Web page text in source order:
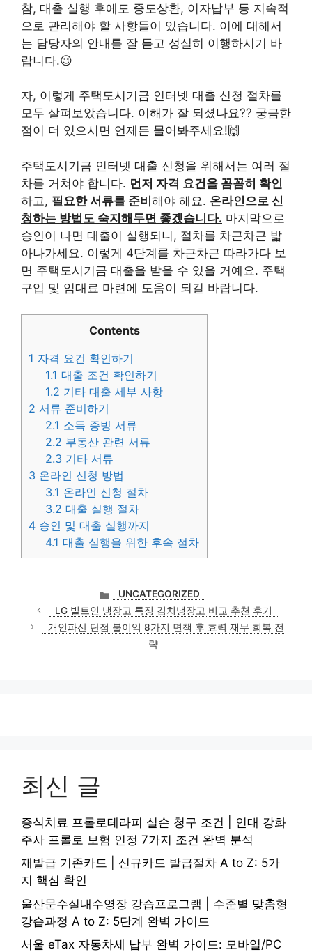
참, 대출 실행 후에도 중도상환, 이자납부 등 지속적
으로 관리해야 할 사항들이 있습니다. 이에 대해서
는 담당자의 안내를 잘 듣고 성실히 이행하시기 바
랍니다.😉
자, 이렇게 주택도시기금 인터넷 대출 신청 절차를
모두 살펴보았습니다. 이해가 잘 되셨나요?? 궁금한
점이 더 있으시면 언제든 물어봐주세요!🙌
주택도시기금 인터넷 대출 신청을 위해서는 여러 절
차를 거쳐야 합니다. 먼저 자격 요건을 꼼꼼히 확인
하고, 필요한 서류를 준비해야 해요. 온라인으로 신
청하는 방법도 숙지해두면 좋겠습니다. 마지막으로
승인이 나면 대출이 실행되니, 절차를 차근차근 밟
아나가세요. 이렇게 4단계를 차근차근 따라가다 보
면 주택도시기금 대출을 받을 수 있을 거예요. 주택
구입 및 임대료 마련에 도움이 되길 바랍니다.
Contents
1 자격 요건 확인하기
1.1 대출 조건 확인하기
1.2 기타 대출 세부 사항
2 서류 준비하기
2.1 소득 증빙 서류
2.2 부동산 관련 서류
2.3 기타 서류
3 온라인 신청 방법
3.1 온라인 신청 절차
3.2 대출 실행 절차
4 승인 및 대출 실행까지
4.1 대출 실행을 위한 후속 절차
카
테
고
리
UNCATEGORIZED
LG 빌트인 냉장고 특징 김치냉장고 비교 추천 후기
개인파산 단점 불이익 8가지 면책 후 효력 재무 회복 전
략
최신 글
증식치료 프롤로테라피 실손 청구 조건 | 인대 강화
주사 프롤로 보험 인정 7가지 조건 완벽 분석
재발급 기존카드 | 신규카드 발급절차 A to Z: 5가
지 핵심 확인
울산문수실내수영장 강습프로그램 | 수준별 맞춤형
강습과정 A to Z: 5단계 완벽 가이드
서울 eTax 자동차세 납부 완벽 가이드: 모바일/PC